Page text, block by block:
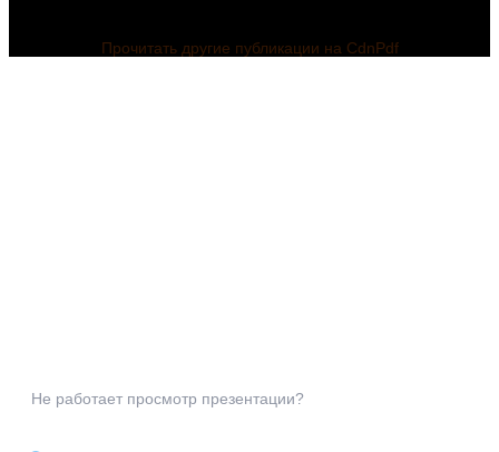
Прочитать другие публикации на CdnPdf
Не работает просмотр презентации?